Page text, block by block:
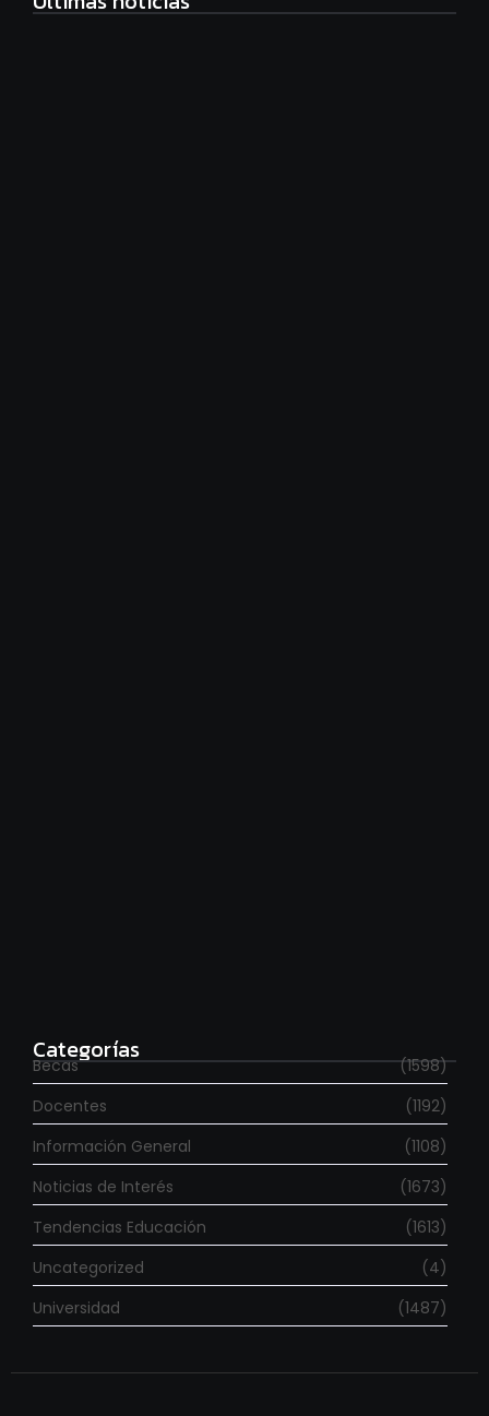
Categorías
Becas
(1598)
Docentes
(1192)
Información General
(1108)
Noticias de Interés
(1673)
Tendencias Educación
(1613)
Uncategorized
(4)
Universidad
(1487)